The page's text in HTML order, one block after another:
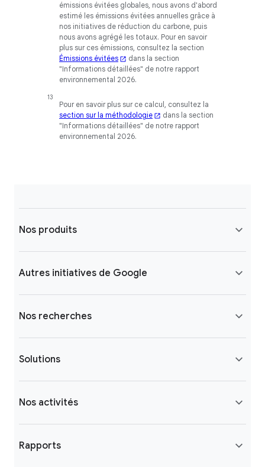
émissions évitées globales, nous avons d'abord
estimé les émissions évitées annuelles grâce à
nos initiatives de réduction du carbone, puis
nous avons agrégé les totaux. Pour en savoir
plus sur ces émissions, consultez la section
Émissions évitées
dans la section
"Informations détaillées" de notre rapport
environnemental 2026.
Pour en savoir plus sur ce calcul, consultez la
section sur la méthodologie
dans la section
"Informations détaillées" de notre rapport
environnemental 2026.
Nos produits
Autres initiatives de Google
Nos recherches
Solutions
Nos activités
Rapports